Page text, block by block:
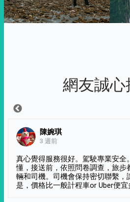
網友誠心
陳婉琪
3 週前
真心覺得服務很好。駕駛專業安全
懂，接送前，依照問卷調查，旅步
輛和司機。司機會保持密切聯繫，
是，價格比一般計程車or Uber便